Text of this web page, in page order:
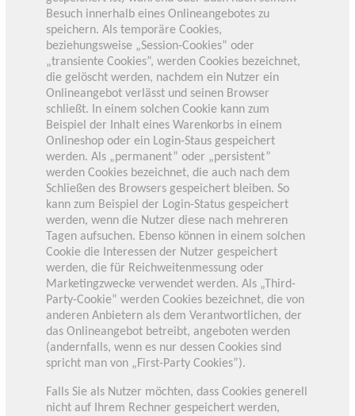
Besuch innerhalb eines Onlineangebotes zu
speichern. Als temporäre Cookies,
beziehungsweise „Session-Cookies” oder
„transiente Cookies”, werden Cookies bezeichnet,
die gelöscht werden, nachdem ein Nutzer ein
Onlineangebot verlässt und seinen Browser
schließt. In einem solchen Cookie kann zum
Beispiel der Inhalt eines Warenkorbs in einem
Onlineshop oder ein Login-Staus gespeichert
werden. Als „permanent” oder „persistent”
werden Cookies bezeichnet, die auch nach dem
Schließen des Browsers gespeichert bleiben. So
kann zum Beispiel der Login-Status gespeichert
werden, wenn die Nutzer diese nach mehreren
Tagen aufsuchen. Ebenso können in einem solchen
Cookie die Interessen der Nutzer gespeichert
werden, die für Reichweitenmessung oder
Marketingzwecke verwendet werden. Als „Third-
Party-Cookie” werden Cookies bezeichnet, die von
anderen Anbietern als dem Verantwortlichen, der
das Onlineangebot betreibt, angeboten werden
(andernfalls, wenn es nur dessen Cookies sind
spricht man von „First-Party Cookies”).
Falls Sie als Nutzer möchten, dass Cookies generell
nicht auf Ihrem Rechner gespeichert werden,